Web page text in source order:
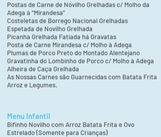
Postas de Carne de Novilho Grelhadas c/ Molho da
Adega à "Mirandesa"
Costeletas de Borrego Nacional Grelhadas
Espetada de Novilho Grelhada
Picanha Grelhada Fatiada há Gravatas
Posta de Carne Mirandesa c/ Molho à Adega
Plumas de Porco Preto do Montado Alentejano
Gravatinha do Lombinho de Porco c/ Molho à Adega
Alheira de Caça Grelhada
As Nossas Carnes são Guarnecidas com Batata Frita
Arroz e Legumes.
Menu Infantil
Bifinho Novilho com Arroz Batata Frita e Ovo
Estrelado (Somente para Crianças)